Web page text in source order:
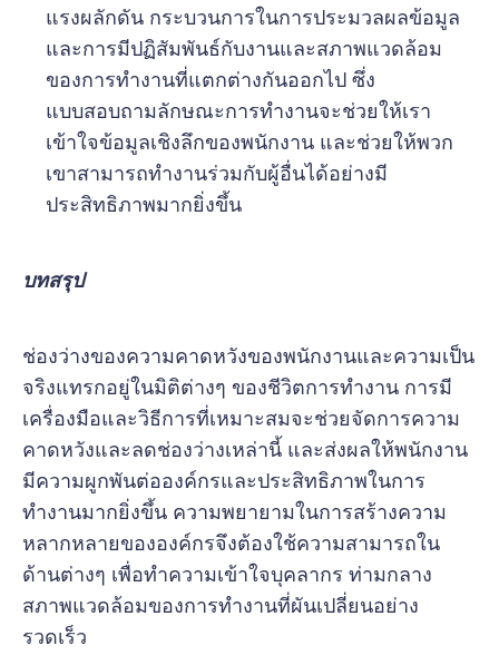
แรงผลักดัน กระบวนการในการประมวลผลข้อมูล
และการมีปฏิสัมพันธ์กับงานและสภาพแวดล้อม
ของการทำงานที่แตกต่างกันออกไป ซึ่ง
แบบสอบถามลักษณะการทำงานจะช่วยให้เรา
เข้าใจข้อมูลเชิงลึกของพนักงาน และช่วยให้พวก
เขาสามารถทำงานร่วมกับผู้อื่นได้อย่างมี
ประสิทธิภาพมากยิ่งขึ้น
บทสรุป
ช่องว่างของความคาดหวังของพนักงานและความเป็น
จริงแทรกอยู่ในมิติต่างๆ ของชีวิตการทำงาน การมี
เครื่องมือและวิธีการที่เหมาะสมจะช่วยจัดการความ
คาดหวังและลดช่องว่างเหล่านี้ และส่งผลให้พนักงาน
มีความผูกพันต่อองค์กรและประสิทธิภาพในการ
ทำงานมากยิ่งขึ้น ความพยายามในการสร้างความ
หลากหลายขององค์กรจึงต้องใช้ความสามารถใน
ด้านต่างๆ เพื่อทำความเข้าใจบุคลากร ท่ามกลาง
สภาพแวดล้อมของการทำงานที่ผันเปลี่ยนอย่าง
รวดเร็ว